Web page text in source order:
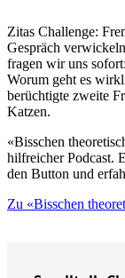
Zitas Challenge:
Gespräch
fragen wir uns
Worum geht es
berüchtigte zweite
Katzen.
«Bisschen
hilfreicher Podcast.
den Button und
Zu «Bisschen